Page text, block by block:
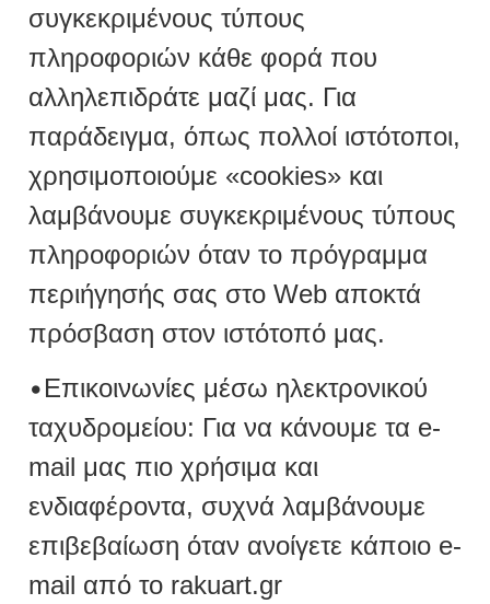
συγκεκριμένους τύπους
πληροφοριών κάθε φορά που
αλληλεπιδράτε μαζί μας. Για
παράδειγμα, όπως πολλοί ιστότοποι,
χρησιμοποιούμε «cookies» και
λαμβάνουμε συγκεκριμένους τύπους
πληροφοριών όταν το πρόγραμμα
περιήγησής σας στο Web αποκτά
πρόσβαση στον ιστότοπό μας.
•Επικοινωνίες μέσω ηλεκτρονικού
ταχυδρομείου: Για να κάνουμε τα e-
mail μας πιο χρήσιμα και
ενδιαφέροντα, συχνά λαμβάνουμε
επιβεβαίωση όταν ανοίγετε κάποιο e-
mail από το rakuart.gr